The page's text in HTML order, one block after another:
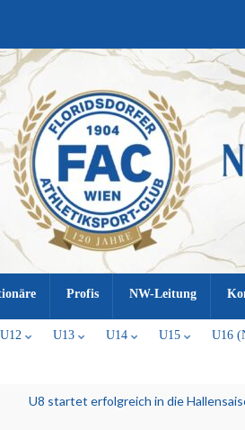
Profis NW-Leitung
U12 U13 U14 U15 U16
U8 startet erfolgreich in die